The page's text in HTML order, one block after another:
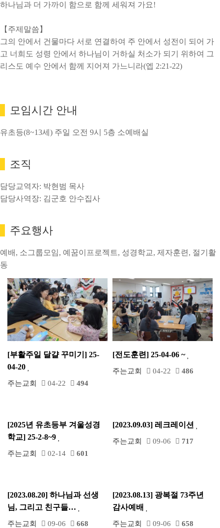
하나님과 더 가까이 함으로 함께 세워져 가요!
【주제말씀】
그의 안에서 건물마다 서로 연결하여 주 안에서 성전이 되어 가
고 너희도 성령 안에서 하나님이 거하실 처소가 되기 위하여 그
리스도 예수 안에서 함께 지어져 가느니라(엡 2:21-22)
모임시간 안내
유초등(8~13세) 주일 오전 9시 5층 소예배실
조직
담당교역자: 박현범 목사
담당사역장: 김군호 안수집사
주요행사
예배, 소그룹모임, 예꿈이프로젝트, 성경학교, 제자훈련, 절기활
동
[부활주일 달걀 꾸미기] 25-
04-20
주는교회 04-22 494
[전도훈련] 25-04-06 ~
주는교회 04-22 486
[2025년 유초등부 겨울성경
학교] 25-2-8~9
주는교회 02-14 601
[2023.09.03] 레크레이션
주는교회 09-06 717
[2023.08.20] 하나님과 선생
님, 그리고 친구들…
주는교회 09-06 668
[2023.08.13] 광복절 73주년
감사예배
주는교회 09-06 658